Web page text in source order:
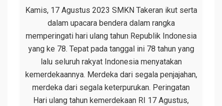
Kamis, 17 Agustus 2023 SMKN Takeran ikut serta
dalam upacara bendera dalam rangka
memperingati hari ulang tahun Republik Indonesia
yang ke 78. Tepat pada tanggal ini 78 tahun yang
lalu seluruh rakyat Indonesia menyatakan
kemerdekaannya. Merdeka dari segala penjajahan,
merdeka dari segala keterpurukan. Peringatan
Hari ulang tahun kemerdekaan RI 17 Agustus,